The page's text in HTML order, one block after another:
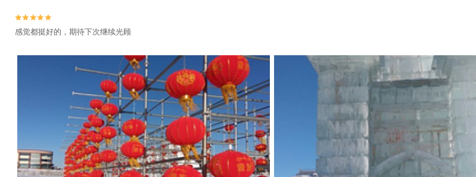


感觉都挺好的，期待下次继续光顾